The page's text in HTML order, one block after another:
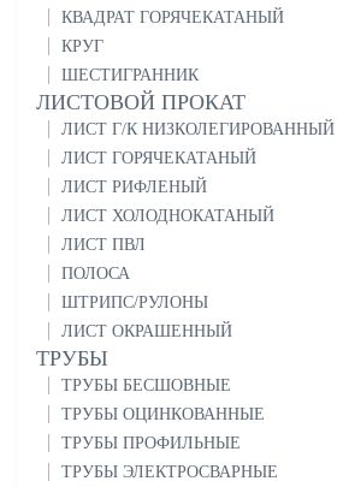
КВАДРАТ ГОРЯЧЕКАТАНЫЙ
КРУГ
ШЕСТИГРАННИК
ЛИСТОВОЙ ПРОКАТ
ЛИСТ Г/К НИЗКОЛЕГИРОВАННЫЙ
ЛИСТ ГОРЯЧЕКАТАНЫЙ
ЛИСТ РИФЛЕНЫЙ
ЛИСТ ХОЛОДНОКАТАНЫЙ
ЛИСТ ПВЛ
ПОЛОСА
ШТРИПС/РУЛОНЫ
ЛИСТ ОКРАШЕННЫЙ
ТРУБЫ
ТРУБЫ БЕСШОВНЫЕ
ТРУБЫ ОЦИНКОВАННЫЕ
ТРУБЫ ПРОФИЛЬНЫЕ
ТРУБЫ ЭЛЕКТРОСВАРНЫЕ